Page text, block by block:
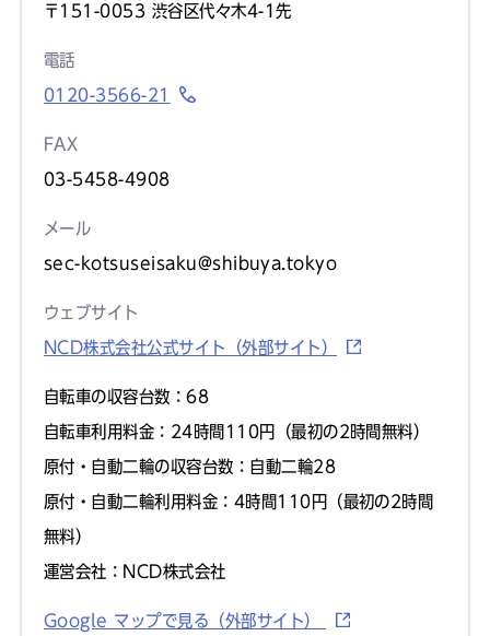
〒151-0053 渋谷区代々木4-1先
電話
0120-3566-21
FAX
03-5458-4908
メール
sec-kotsuseisaku@shibuya.tokyo
ウェブサイト
NCD株式会社公式サイト（外部サイト）
自転車の収容台数：68
自転車利用料金：24時間110円（最初の2時間無料）
原付・自動二輪の収容台数：自動二輪28
原付・自動二輪利用料金：4時間110円（最初の2時間
無料）
運営会社：NCD株式会社
Google マップで見る（外部サイト）